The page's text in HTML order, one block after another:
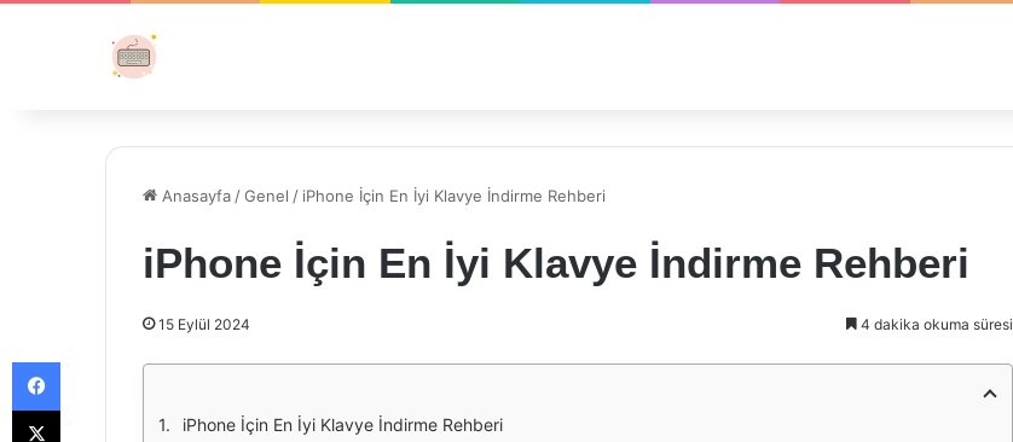
Anasayfa /Genel / iPhone İçin En İyi Klavye İndirme Rehberi
iPhone İçin En İyi Klavye İndirme Rehberi
15 Eylül 2024 4 dakika okuma süresi
iPhone İçin En İyi Klavye İndirme Rehberi
Facebook
X